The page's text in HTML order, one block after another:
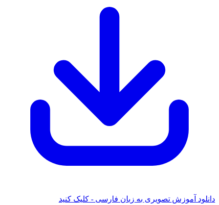
دانلود آموزش تصویری به زبان فارسی - کلیک کنید